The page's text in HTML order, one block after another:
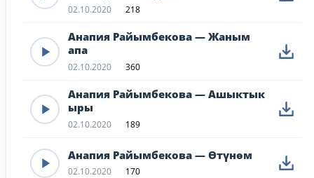
02.10.2020 218
Анапия Райымбекова — Жаным
апа
02.10.2020 360
Анапия Райымбекова — Ашыктык
ыры
02.10.2020 189
Анапия Райымбекова — Өтүнөм
02.10.2020 170